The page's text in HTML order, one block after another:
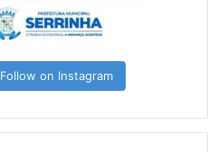
Follow on Instagram